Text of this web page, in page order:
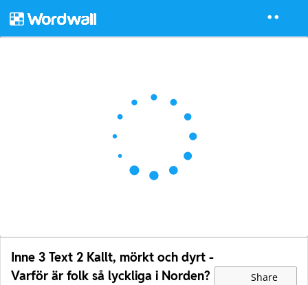
Inne 3 Text 2 Kallt, mörkt och dyrt -
Varför är folk så lyckliga i Norden?
Share